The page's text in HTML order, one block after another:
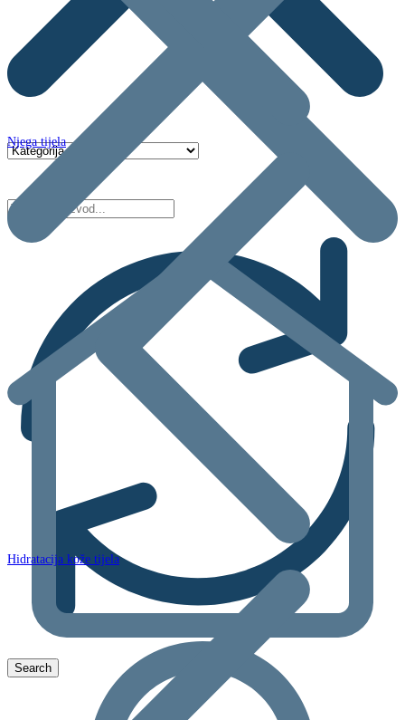
Njega tijela
Hidratacija kože tijela